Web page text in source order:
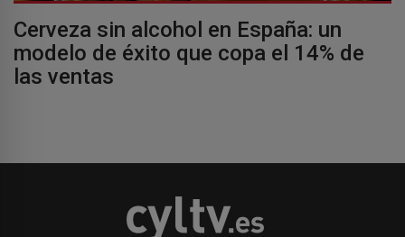
Cerveza sin alcohol en España: un
modelo de éxito que copa el 14% de
las ventas